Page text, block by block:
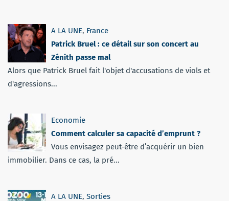
A LA UNE, France
Patrick Bruel : ce détail sur son concert au
Zénith passe mal
Alors que Patrick Bruel fait l'objet d'accusations de viols et
d'agressions...
Economie
Comment calculer sa capacité d’emprunt ?
Vous envisagez peut-être d’acquérir un bien
immobilier. Dans ce cas, la pré...
A LA UNE, Sorties